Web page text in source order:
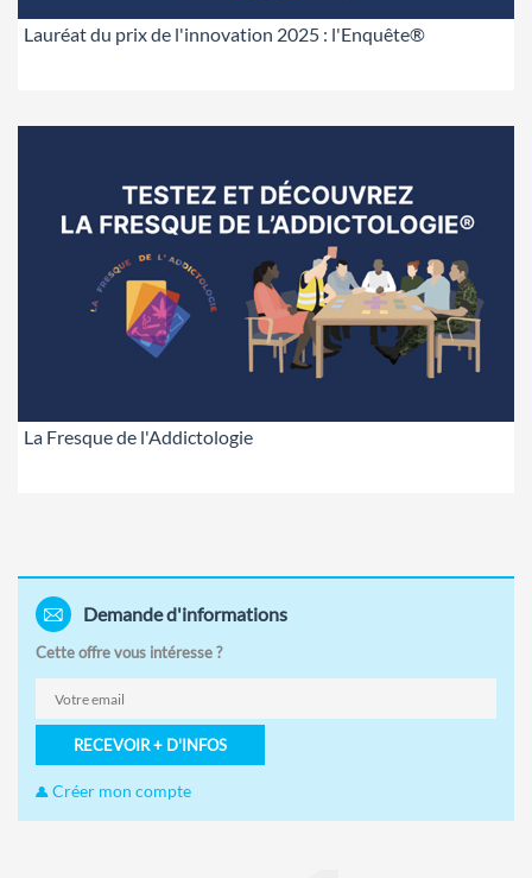
Lauréat du prix de l'innovation 2025 : l'Enquête®
La Fresque de l'Addictologie
Demande d'informations
Cette offre vous intéresse ?
RECEVOIR + D'INFOS
Créer mon compte